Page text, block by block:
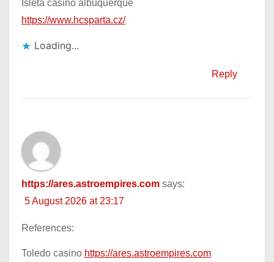
Isleta casino albuquerque
https://www.hcsparta.cz/
Loading...
Reply
https://ares.astroempires.com says:
5 August 2026 at 23:17
References:
Toledo casino https://ares.astroempires.com